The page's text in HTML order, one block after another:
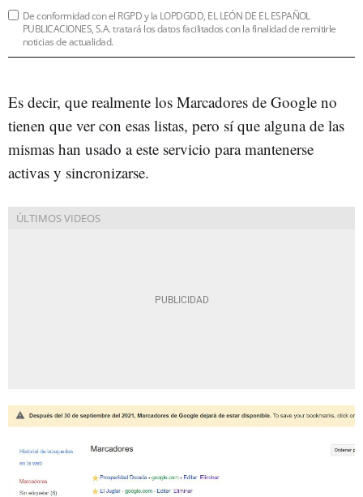
De conformidad con el RGPD y la LOPDGDD, EL LEÓN DE EL ESPAÑOL
PUBLICACIONES, S.A. tratará los datos facilitados con la finalidad de remitirle
noticias de actualidad.
Es decir, que realmente los Marcadores de Google no
tienen que ver con esas listas, pero sí que alguna de las
mismas han usado a este servicio para mantenerse
activas y sincronizarse.